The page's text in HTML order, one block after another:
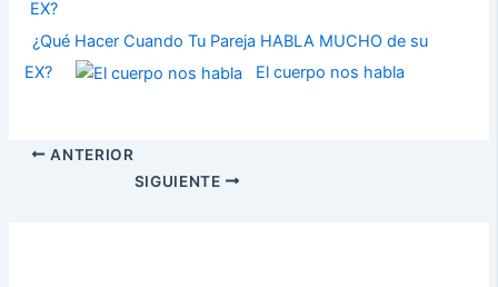
¿Qué Hacer Cuando Tu Pareja HABLA MUCHO de su
EX?
El cuerpo nos habla
ANTERIOR
SIGUIENTE